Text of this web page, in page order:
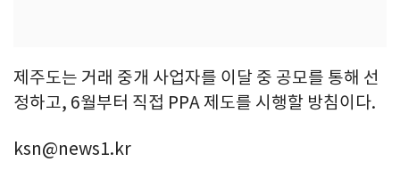
제주도는 거래 중개 사업자를 이달 중 공모를 통해 선
정하고, 6월부터 직접 PPA 제도를 시행할 방침이다.
ksn@news1.kr